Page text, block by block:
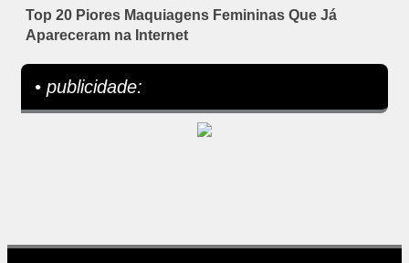
Top 20 Piores Maquiagens Femininas Que Já
Apareceram na Internet
• publicidade: